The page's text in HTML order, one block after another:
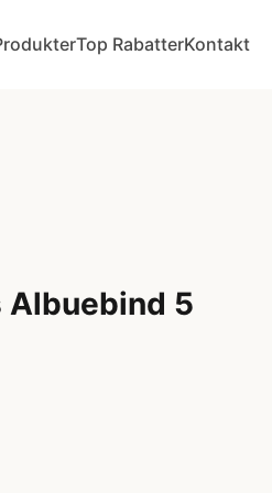
Top RabatterKontakt
Albuebind 5